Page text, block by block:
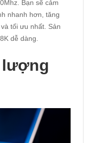
Bạn sẽ cảm
nhanh hơn, tăng
tối ưu nhất. Sản
dễ dàng.
lượng